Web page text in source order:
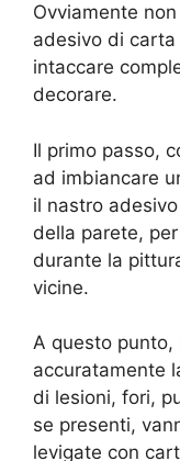
Ovviamente
adesivo di
intaccare
decorare.
Il primo passo,
ad imbiancare
il nastro
della parete,
durante la
vicine.
A questo
accuratamente
di lesioni, fori,
se presenti,
levigate con